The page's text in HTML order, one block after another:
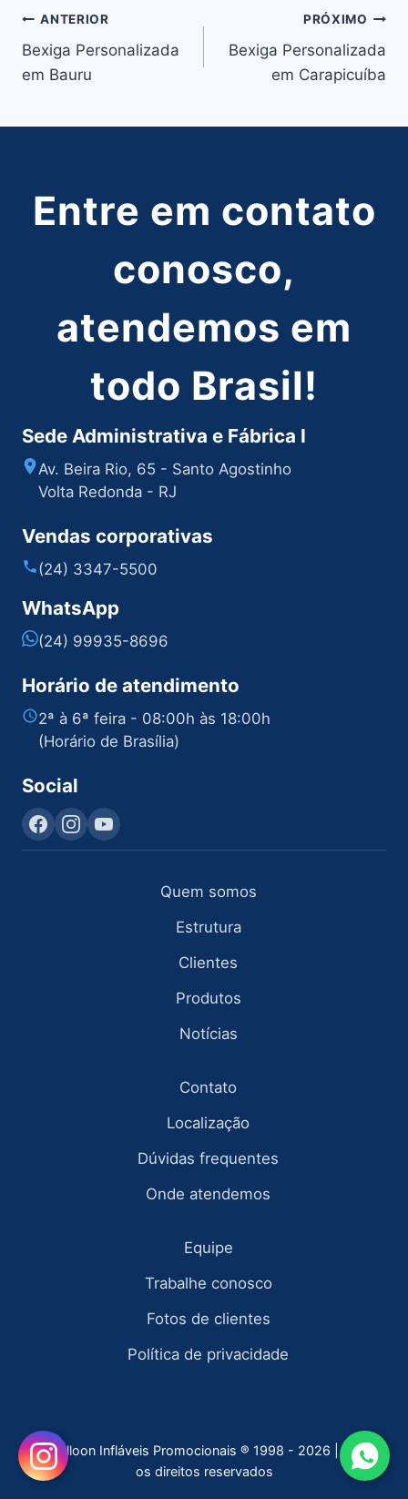
Navegação
de
ANTERIOR
Bexiga Personalizada
em Bauru
PRÓXIMO
Bexiga Personalizada
em Carapicuíba
Entre em contato
conosco,
atendemos em
todo Brasil!
Sede Administrativa e Fábrica I
Av. Beira Rio, 65 - Santo Agostinho
Volta Redonda - RJ
Vendas corporativas
(24) 3347-5500
WhatsApp
(24) 99935-8696
Horário de atendimento
2ª à 6ª feira - 08:00h às 18:00h
(Horário de Brasília)
Social
Quem somos
Estrutura
Clientes
Produtos
Notícias
Contato
Localização
Dúvidas frequentes
Onde atendemos
Equipe
Trabalhe conosco
Fotos de clientes
Política de privacidade
Fly Balloon Infláveis Promocionais ® 1998 - 2026 | todos
os direitos reservados